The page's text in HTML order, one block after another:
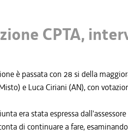
CPTA,
è passata con 28 si della
e Luca Ciriani (AN), con
era stata espressa
di continuare a fare,